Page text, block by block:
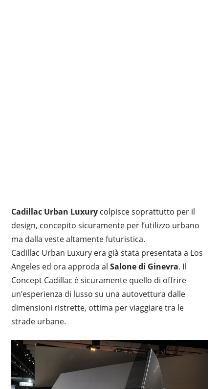
Cadillac Urban Luxurycolpisce soprattutto per il
design, concepito sicuramente per l’utilizzo urbano
ma dalla veste altamente futuristica.
Cadillac Urban Luxury era già stata presentata a Los
Angeles ed ora approda al Salone di Ginevra. Il
Concept Cadillac è sicuramente quello di offrire
un’esperienza di lusso su una autovettura dalle
dimensioni ristrette, ottima per viaggiare tra le
strade urbane.